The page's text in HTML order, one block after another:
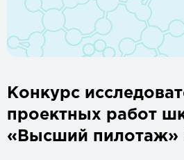
Конкурс
проектных работ
«Высший пилотаж»